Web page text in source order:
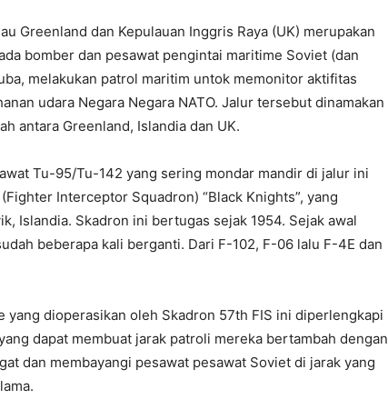
Greenland dan Kepulauan Inggris Raya (UK) merupakan
bomber dan pesawat pengintai maritime Soviet (dan
melakukan patrol maritim untok memonitor aktifitas
udara Negara Negara NATO. Jalur tersebut dinamakan
antara Greenland, Islandia dan UK.
Tu-95/Tu-142 yang sering mondar mandir di jalur ini
Interceptor Squadron) “Black Knights”, yang
Islandia. Skadron ini bertugas sejak 1954. Sejak awal
beberapa kali berganti. Dari F-102, F-06 lalu F-4E dan
yang dioperasikan oleh Skadron 57th FIS ini diperlengkapi
dapat membuat jarak patroli mereka bertambah dengan
dan membayangi pesawat pesawat Soviet di jarak yang